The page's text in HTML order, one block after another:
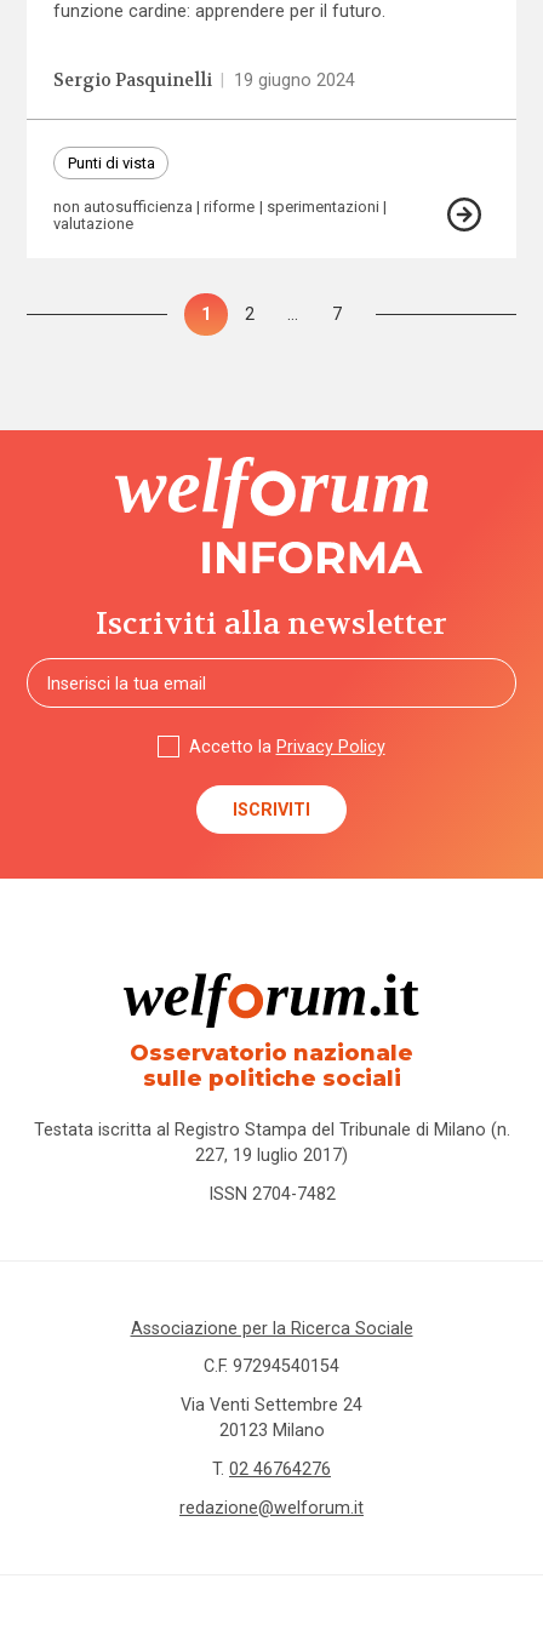
funzione cardine: apprendere per il futuro.
Sergio Pasquinelli 19 giugno 2024
Punti di vista
non autosufficienza riforme
sperimentazioni
valutazione
Paginazione
Pagina
1 Pagina
2 … Pagina
7
Iscriviti alla newsletter
Accetto la Privacy Policy
Osservatorio nazionale
sulle politiche sociali
Testata iscritta al Registro Stampa del Tribunale di Milano (n.
227, 19 luglio 2017)
ISSN 2704-7482
Associazione per la Ricerca Sociale
C.F. 97294540154
Via Venti Settembre 24
20123 Milano
T. 02 46764276
redazione@welforum.it